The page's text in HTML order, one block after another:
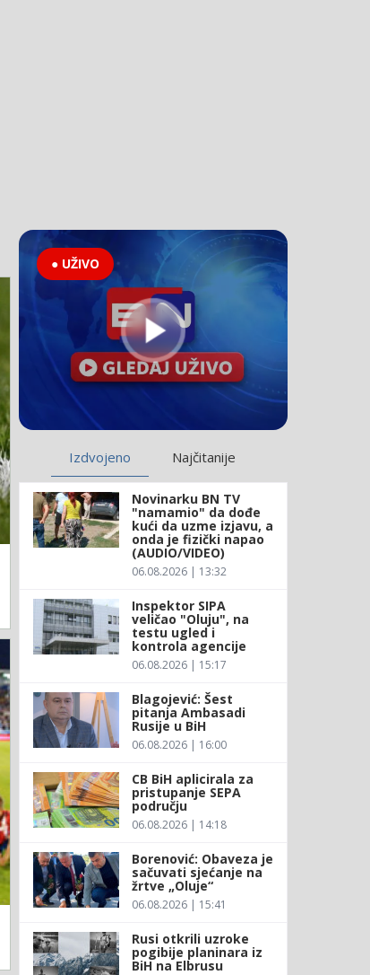
● UŽIVO
Izdvojeno Najčitanije
Novinarku BN TV
"namamio" da dođe
kući da uzme izjavu, a
onda je fizički napao
(AUDIO/VIDEO)
06.08.2026 | 13:32
Inspektor SIPA
veličao "Oluju", na
testu ugled i
kontrola agencije
06.08.2026 | 15:17
Blagojević: Šest
pitanja Ambasadi
Rusije u BiH
06.08.2026 | 16:00
CB BiH aplicirala za
pristupanje SEPA
području
06.08.2026 | 14:18
Borenović: Obaveza je
sačuvati sjećanje na
žrtve „Oluje“
06.08.2026 | 15:41
Rusi otkrili uzroke
pogibije planinara iz
BiH na Elbrusu